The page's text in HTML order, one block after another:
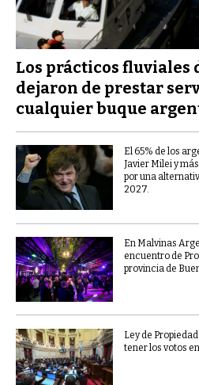
Los prácticos fluviales
dejaron de prestar
cualquier buque
El 65% de los
Javier Milei y
por una
2027.
En Malvinas
encuentro de
provincia de
Ley de
tener los votos